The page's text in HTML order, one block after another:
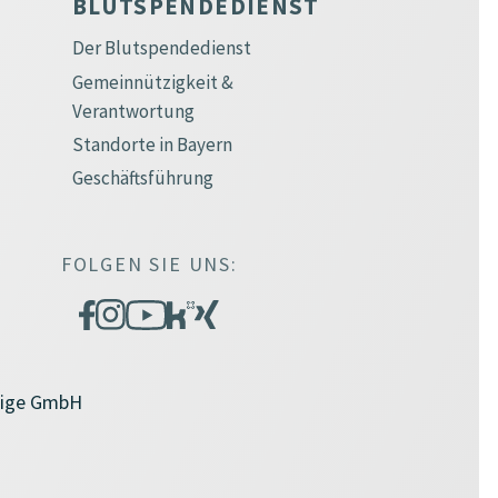
Der Blutspendedienst
Gemeinnützigkeit &
Verantwortung
Standorte in Bayern
Geschäftsführung
FOLGEN SIE UNS:
GmbH